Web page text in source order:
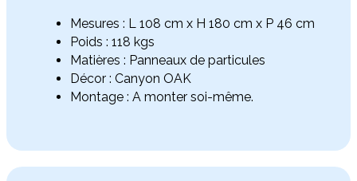
Mesures : L 108 cm x H 180 cm x P 46 cm
Poids : 118 kgs
Matières : Panneaux de particules
Décor : Canyon OAK
Montage : A monter soi-même.